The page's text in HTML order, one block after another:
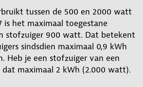
tussen de 500 en 2000 watt
is het maximaal toegestane
stofzuiger 900 watt. Dat betekent
sindsdien maximaal 0,9 kWh
Heb je een stofzuiger van een
maximaal 2 kWh (2.000 watt).